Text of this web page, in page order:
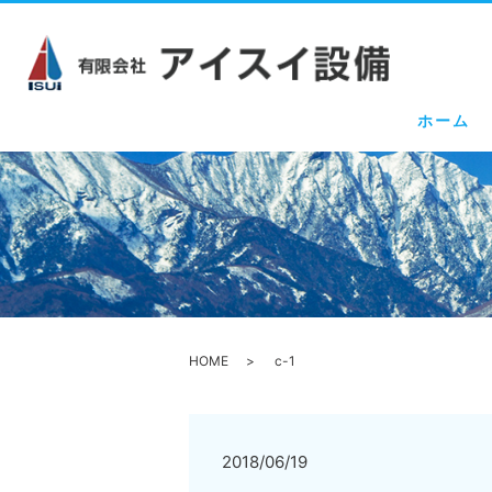
ホーム
HOME c-1
2018/06/19